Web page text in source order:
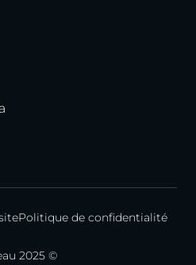
Politique de confidentialité
2025 ©